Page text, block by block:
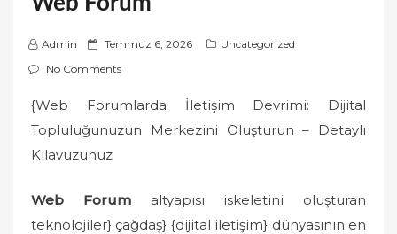
Admin
P
o
t
e
d
Temmuz 6, 2026
Uncategorized
No Comments
{Web Forumlarda İletişim Devrimi: Dijital
Topluluğunuzun Merkezini Oluşturun – Detaylı
Kılavuzunuz
Web Forumaltyapısı iskeletini oluşturan
teknolojiler} çağdaş} {dijital iletişim} dünyasının en